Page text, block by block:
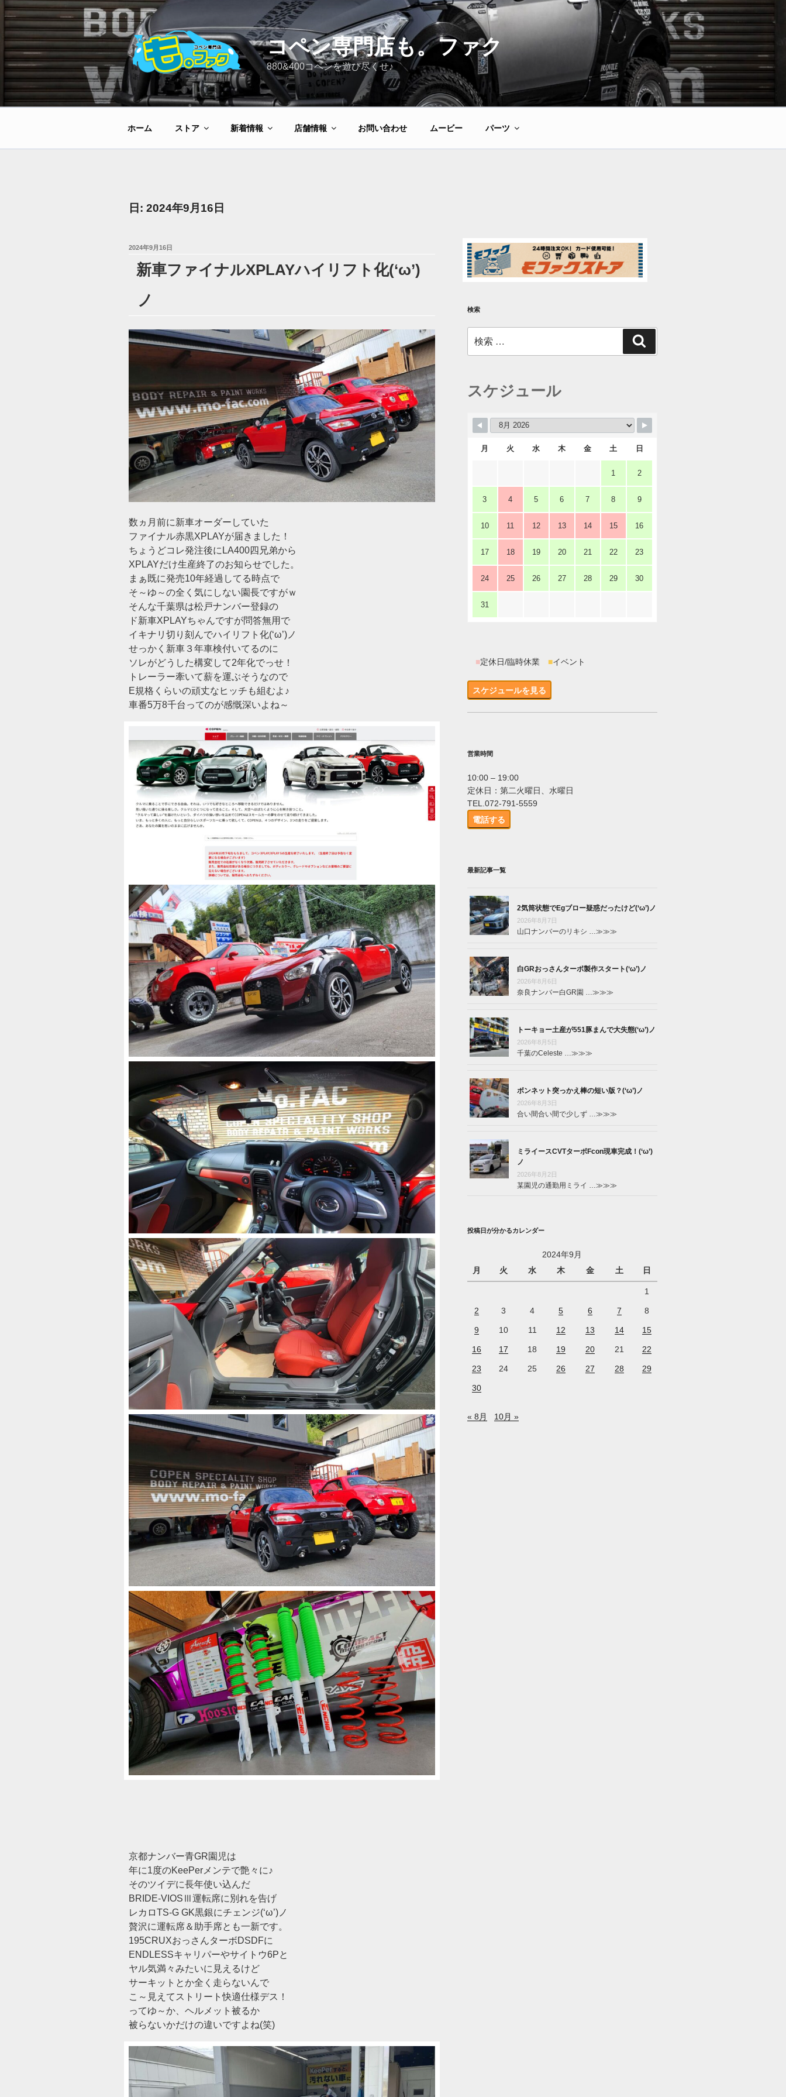
コ
ン
テ
ン
ツ
へ
ス
キ
コペン専門店も。ファク
880&400コペンを遊び尽くせ♪
ホーム ストア 新着情報 店舗情報 お問い合わせ ムービー パーツ
日: 2024年9月16日
投
2024年9月16日
新車ファイナルXPLAYハイリフト化(‘ω’)
ノ
数ヵ月前に新車オーダーしていた
ファイナル赤黒XPLAYが届きました！
ちょうどコレ発注後にLA400四兄弟から
XPLAYだけ生産終了のお知らせでした。
まぁ既に発売10年経過してる時点で
そ～ゆ～の全く気にしない園長ですがｗ
そんな千葉県は松戸ナンバー登録の
ド新車XPLAYちゃんですが問答無用で
イキナリ切り刻んでハイリフト化(‘ω’)ノ
せっかく新車３年車検付いてるのに
ソレがどうした構変して2年化でっせ！
トレーラー牽いて薪を運ぶそうなので
E規格くらいの頑丈なヒッチも組むよ♪
車番5万8千台ってのが感慨深いよね～
京都ナンバー青GR園児は
年に1度のKeePerメンテで艶々に♪
そのツイデに長年使い込んだ
BRIDE-VIOSⅢ運転席に別れを告げ
レカロTS-G GK黒銀にチェンジ(‘ω’)ノ
贅沢に運転席＆助手席とも一新です。
195CRUXおっさんターボDSDFに
ENDLESSキャリパーやサイトウ6Pと
ヤル気満々みたいに見えるけど
サーキットとか全く走らないんで
こ～見えてストリート快適仕様デス！
ってゆ～か、ヘルメット被るか
被らないかだけの違いですよね(笑)
検索
索:
索
スケジュール
月 火 水 木 金 土 日
1 2
3 4 5 6 7 8 9
10 11 12 13 14 15 16
17 18 19 20 21 22 23
24 25 26 27 28 29 30
31
■定休日/臨時休業 ■イベント
スケジュールを見る
営業時間
10:00 – 19:00
定休日：第二火曜日、水曜日
TEL.072-791-5559
電話する
最新記事一覧
2気筒状態でEgブロー疑惑だったけど(‘ω’)ノ
2026年8月7日
山口ナンバーのリキシ …≫≫≫
白GRおっさんターボ製作スタート(‘ω’)ノ
2026年8月6日
奈良ナンバー白GR園 …≫≫≫
トーキョー土産が551豚まんで大失態(‘ω’)ノ
2026年8月5日
千葉のCeleste …≫≫≫
ボンネット突っかえ棒の短い版？(‘ω’)ノ
2026年8月3日
合い間合い間で少しず …≫≫≫
ミライースCVTターボFcon現車完成！(‘ω’)
ノ
2026年8月2日
某園児の通勤用ミライ …≫≫≫
投稿日が分かるカレンダー
2024年9月
月
火 水 木 金 土 日
1
2 3 4 5 6 7 8
9 10 11 12 13 14 15
16 17 18 19 20 21 22
23 24 25 26 27 28 29
30
« 8月 10月 »